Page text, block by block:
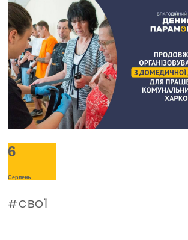
живлення під час масштабних
відключень електроенергії. З
проханням про допомогу до
звернулося керівництво
6
Серпень
СВОЇ